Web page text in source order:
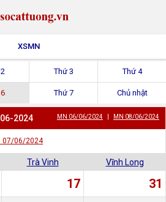
XSMN
Thứ 3 Thứ 4
Thứ 7 Chủ nhật
2024 MN 06/06/2024 MN 08/06/2024
07/06/2024
Trà Vinh Vĩnh Long
17 31